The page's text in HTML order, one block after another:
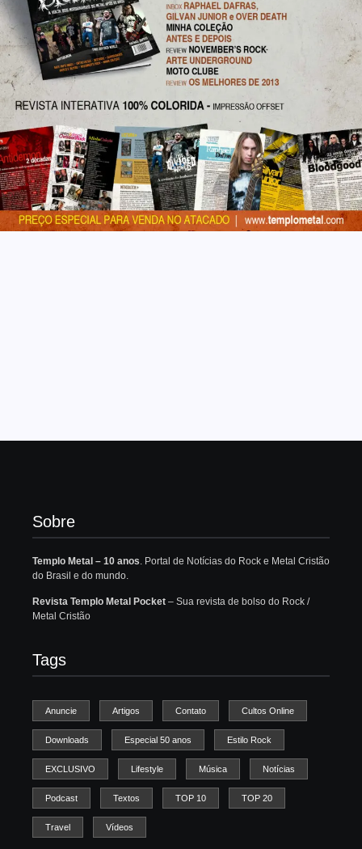
Sobre
Templo Metal – 10 anos. Portal de Notícias do Rock e Metal Cristão
do Brasil e do mundo.
Revista Templo Metal Pocket – Sua revista de bolso do Rock /
Metal Cristão
Tags
Anuncie Artigos Contato Cultos Online
Downloads Especial 50 anos Estilo Rock
EXCLUSIVO Lifestyle Música Notícias
Podcast Textos TOP 10 TOP 20
Travel Vídeos